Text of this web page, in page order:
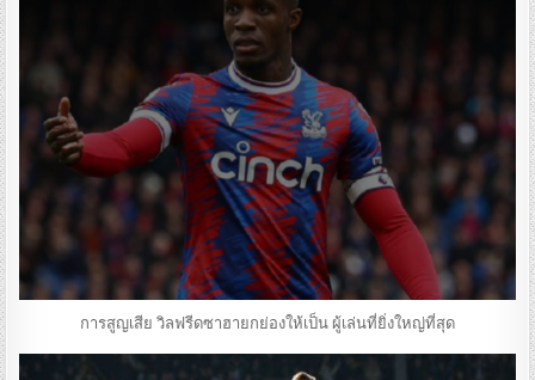
การสูญเสีย วิลฟรีดซาฮายกย่องให้เป็น ผู้เล่นที่ยิ่งใหญ่ที่สุด